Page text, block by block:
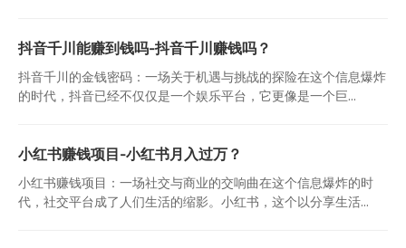
抖音千川能赚到钱吗-抖音千川赚钱吗？
抖音千川的金钱密码：一场关于机遇与挑战的探险在这个信息爆炸
的时代，抖音已经不仅仅是一个娱乐平台，它更像是一个巨...
小红书赚钱项目-小红书月入过万？
小红书赚钱项目：一场社交与商业的交响曲在这个信息爆炸的时
代，社交平台成了人们生活的缩影。小红书，这个以分享生活...